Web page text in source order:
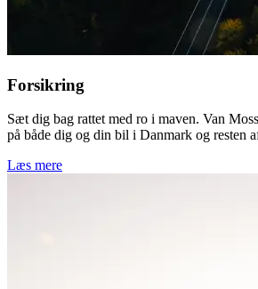
Forsikring
Sæt dig bag rattet med ro i maven. Van
på både dig og din bil i Danmark og resten
Læs mere